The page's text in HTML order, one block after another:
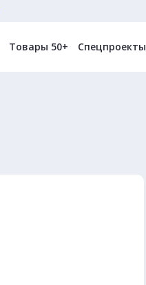
Товары 50+ Спецпроекты